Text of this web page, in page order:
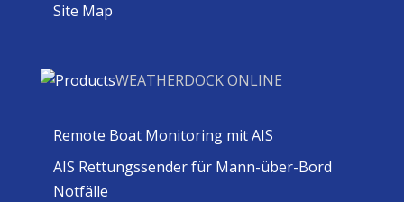
Site Map
WEATHERDOCK ONLINE
Remote Boat Monitoring mit AIS
AIS Rettungssender für Mann-über-Bord
Notfälle